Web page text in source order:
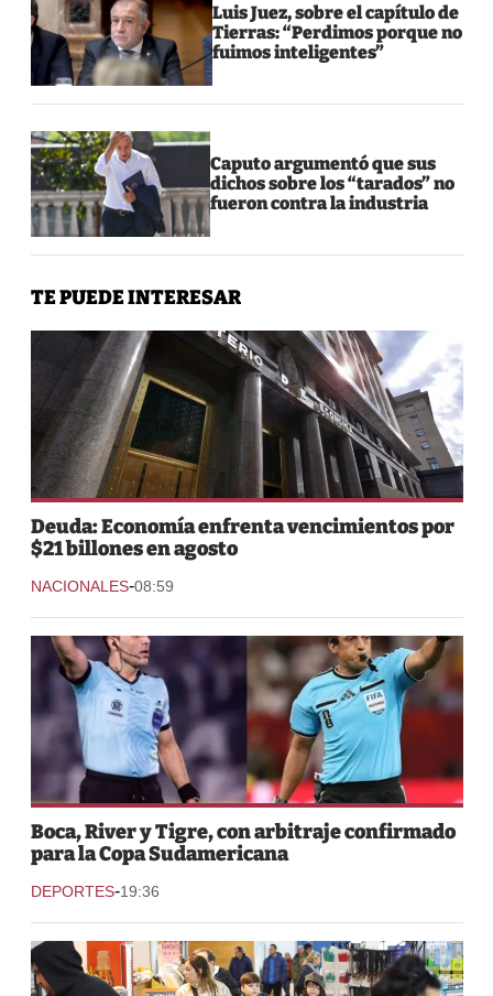
Luis Juez, sobre el capítulo de
Tierras: “Perdimos porque no
fuimos inteligentes”
Caputo argumentó que sus
dichos sobre los “tarados” no
fueron contra la industria
TE PUEDE INTERESAR
Deuda: Economía enfrenta vencimientos por
$21 billones en agosto
NACIONALES-08:59
Boca, River y Tigre, con arbitraje confirmado
para la Copa Sudamericana
DEPORTES-19:36